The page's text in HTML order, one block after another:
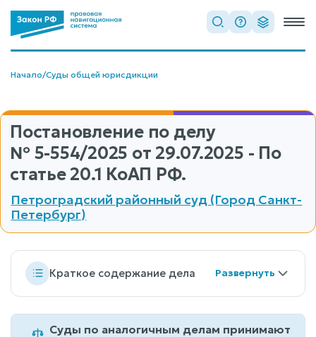
Начало/Суды общей юрисдикции
Постановление по делу
№ 5-554/2025 от 29.07.2025 - По
статье 20.1 КоАП РФ.
Петроградский районный суд (Город Санкт-
Петербург)
Краткое содержание дела
Суды по аналогичным делам принимают